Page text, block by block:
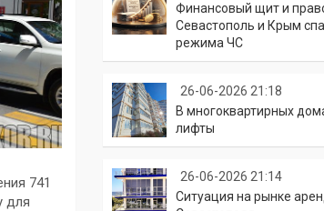
741
для
Финансовый щит и
Севастополь и Крым
режима ЧС
26-06-2026 21:18
В многоквартирных
лифты
26-06-2026 21:14
Ситуация на рынке